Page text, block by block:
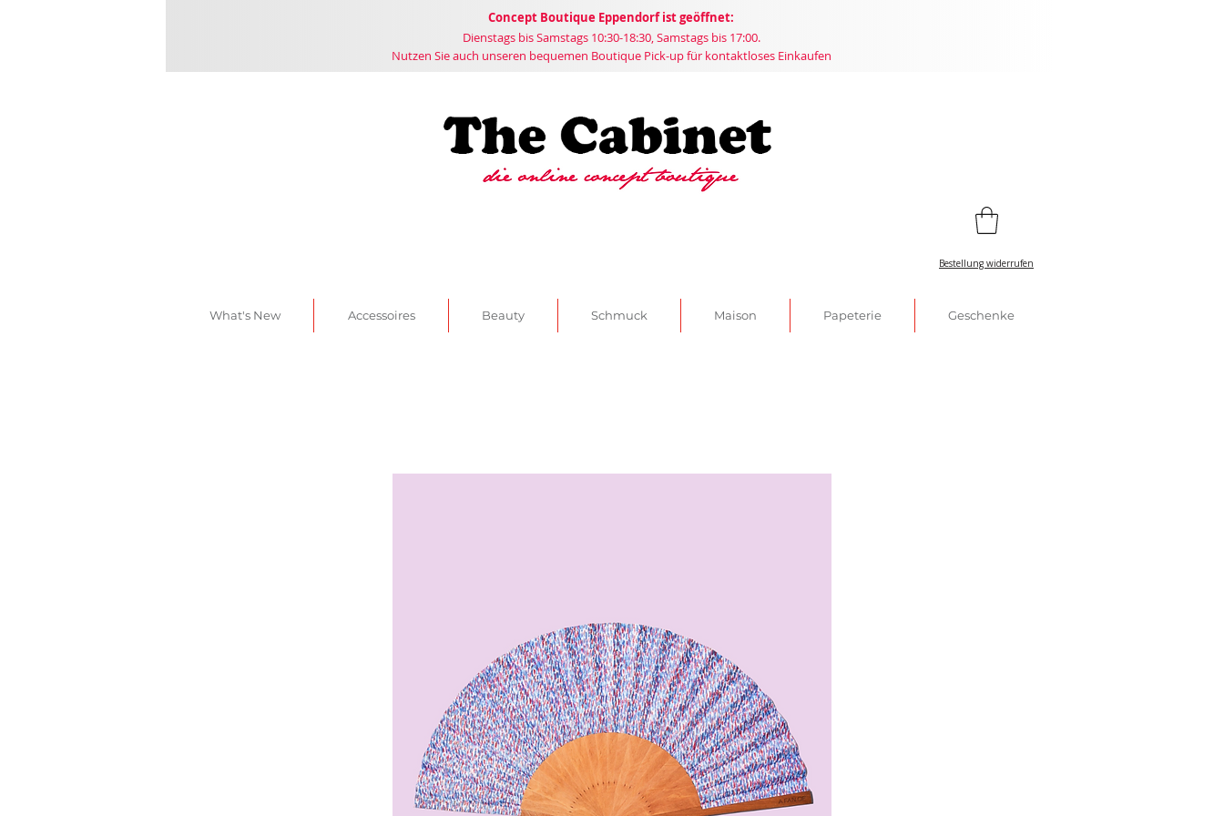
Concept Boutique Eppendorf ist geöffnet:
Dienstags bis Samstags 10:30-18:30, Samstags bis 17:00.
Nutzen Sie auch unseren bequemen Boutique Pick-up für kontaktloses Einkaufen
Bestellung widerrufen
What's New Accessoires Beauty Schmuck Maison Papeterie Geschenke